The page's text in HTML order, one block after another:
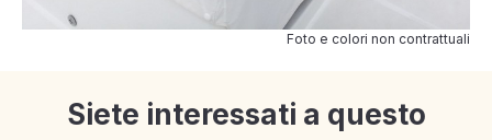
Foto e colori non contrattuali
Siete interessati a questo